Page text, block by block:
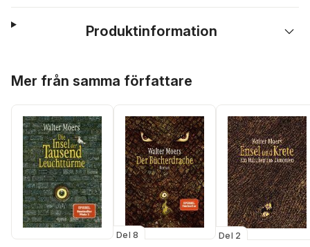
Produktinformation
Mer från samma författare
Del 8 Del 2